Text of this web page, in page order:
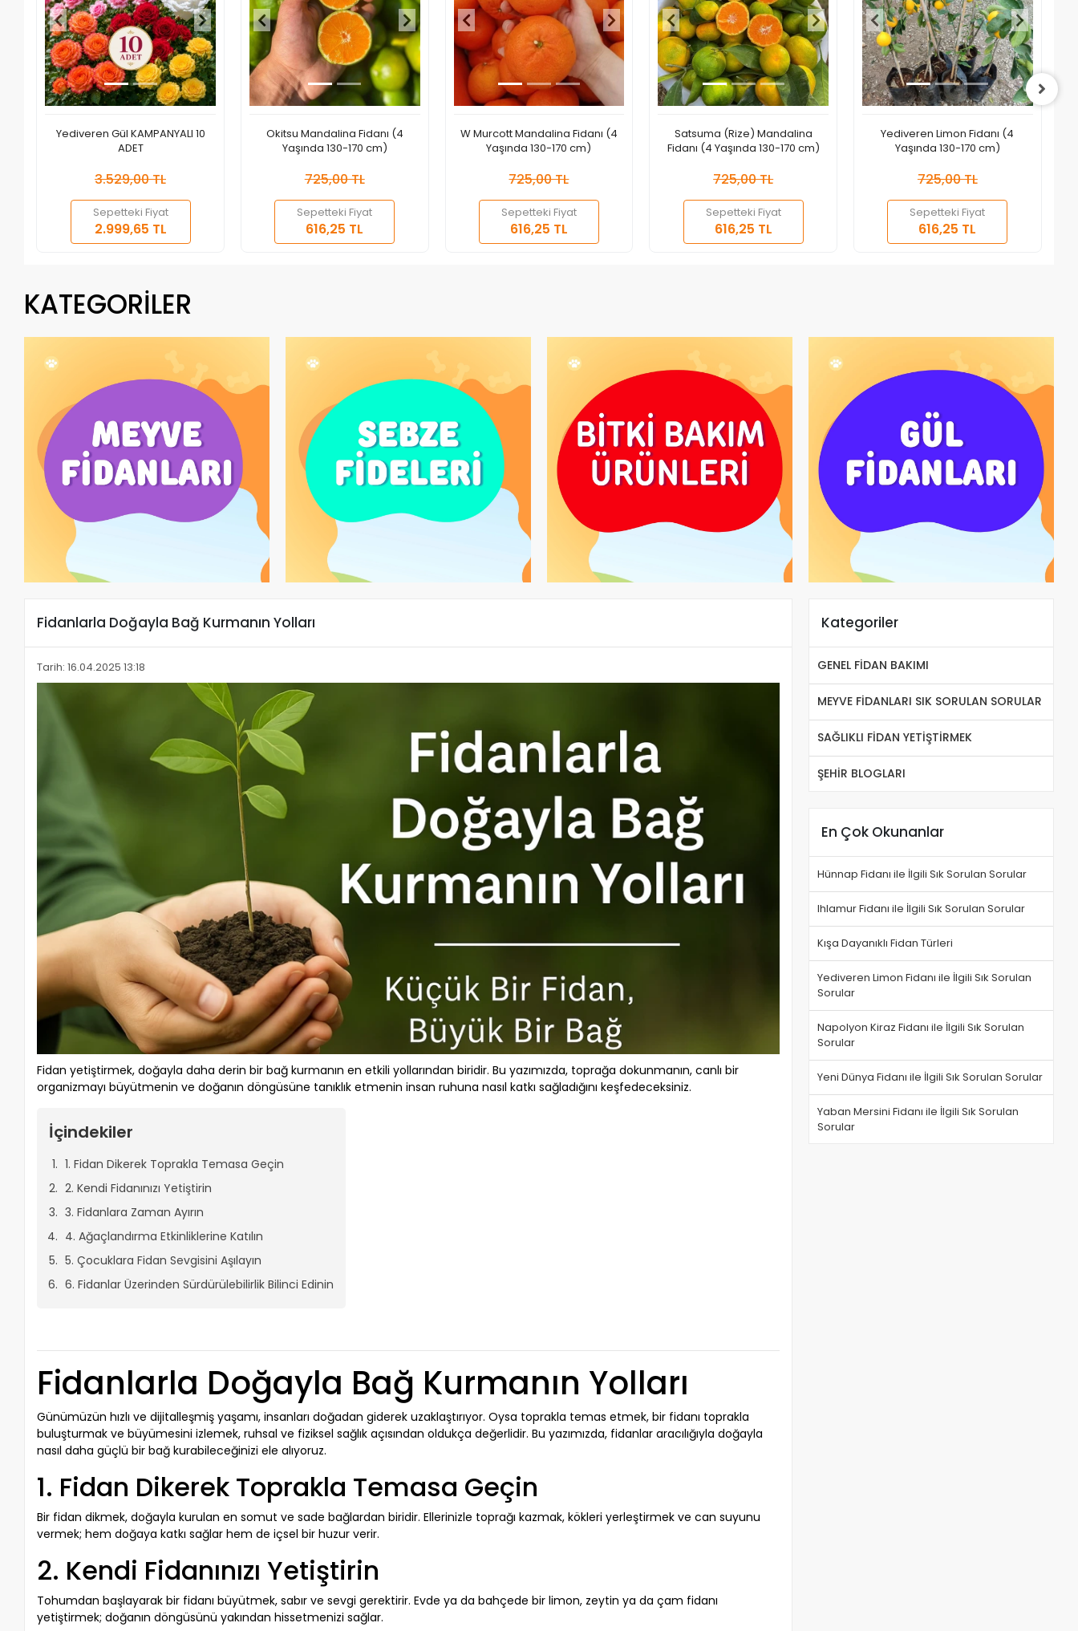
Yediveren Gül KAMPANYALI 10
ADET
3.529,00 TL
Sepetteki Fiyat
2.999,65 TL
Adet
Sepete Ekle
Okitsu Mandalina Fidanı (4
Yaşında 130-170 cm)
725,00 TL
Sepetteki Fiyat
616,25 TL
Adet
Sepete Ekle
W Murcott Mandalina Fidanı (4
Yaşında 130-170 cm)
725,00 TL
Sepetteki Fiyat
616,25 TL
Adet
Sepete Ekle
Satsuma (Rize) Mandalina
Fidanı (4 Yaşında 130-170 cm)
725,00 TL
Sepetteki Fiyat
616,25 TL
Adet
Sepete Ekle
Yediveren Limon Fidanı (4
Yaşında 130-170 cm)
725,00 TL
Sepetteki Fiyat
616,25 TL
Adet
Sepete Ekle
KATEGORİLER
Fidanlarla Doğayla Bağ Kurmanın Yolları
Tarih: 16.04.2025 13:18
Fidan yetiştirmek, doğayla daha derin bir bağ kurmanın en etkili yollarından biridir. Bu yazımızda, toprağa dokunmanın, canlı bir
organizmayı büyütmenin ve doğanın döngüsüne tanıklık etmenin insan ruhuna nasıl katkı sağladığını keşfedeceksiniz.
İçindekiler
1. Fidan Dikerek Toprakla Temasa Geçin
2. Kendi Fidanınızı Yetiştirin
3. Fidanlara Zaman Ayırın
4. Ağaçlandırma Etkinliklerine Katılın
5. Çocuklara Fidan Sevgisini Aşılayın
6. Fidanlar Üzerinden Sürdürülebilirlik Bilinci Edinin
Fidanlarla Doğayla Bağ Kurmanın Yolları
Günümüzün hızlı ve dijitalleşmiş yaşamı, insanları doğadan giderek uzaklaştırıyor. Oysa toprakla temas etmek, bir fidanı toprakla
buluşturmak ve büyümesini izlemek, ruhsal ve fiziksel sağlık açısından oldukça değerlidir. Bu yazımızda, fidanlar aracılığıyla doğayla
nasıl daha güçlü bir bağ kurabileceğinizi ele alıyoruz.
1. Fidan Dikerek Toprakla Temasa Geçin
Bir fidan dikmek, doğayla kurulan en somut ve sade bağlardan biridir. Ellerinizle toprağı kazmak, kökleri yerleştirmek ve can suyunu
vermek; hem doğaya katkı sağlar hem de içsel bir huzur verir.
2. Kendi Fidanınızı Yetiştirin
Tohumdan başlayarak bir fidanı büyütmek, sabır ve sevgi gerektirir. Evde ya da bahçede bir limon, zeytin ya da çam fidanı
yetiştirmek; doğanın döngüsünü yakından hissetmenizi sağlar.
Kategoriler
GENEL FİDAN BAKIMI
MEYVE FİDANLARI SIK SORULAN SORULAR
SAĞLIKLI FİDAN YETİŞTİRMEK
ŞEHİR BLOGLARI
En Çok Okunanlar
Hünnap Fidanı ile İlgili Sık Sorulan Sorular
Ihlamur Fidanı ile İlgili Sık Sorulan Sorular
Kışa Dayanıklı Fidan Türleri
Yediveren Limon Fidanı ile İlgili Sık Sorulan
Sorular
Napolyon Kiraz Fidanı ile İlgili Sık Sorulan
Sorular
Yeni Dünya Fidanı ile İlgili Sık Sorulan Sorular
Yaban Mersini Fidanı ile İlgili Sık Sorulan
Sorular